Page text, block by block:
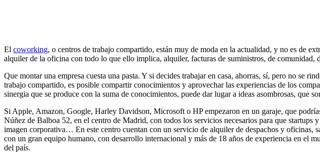
El coworking, o centros de trabajo compartido, están muy de moda en la actualidad, y no es de
alquiler de la oficina con todo lo que ello implica, alquiler, facturas de suministros, de
Que montar una empresa cuesta una pasta. Y si decides trabajar en casa, ahorras, sí, pero no se
trabajo compartido, es posible compartir conocimientos y aprovechar las experiencias de los
sinergia que se produce con la suma de conocimientos, puede dar lugar a ideas asombrosas, que
Si Apple, Amazon, Google, Harley Davidson, Microsoft o HP empezaron en un garaje, que
Núñez de Balboa 52, en el centro de Madrid, con todos los servicios necesarios para que
imagen corporativa… En este centro cuentan con un servicio de alquiler de despachos y oficinas,
con un gran equipo humano, con desarrollo internacional y más de 18 años de experiencia en el
del país.